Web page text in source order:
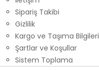
Sipariş Takibi
Gizlilik
Kargo ve Taşıma Bilgileri
Şartlar ve Koşullar
Sistem Toplama